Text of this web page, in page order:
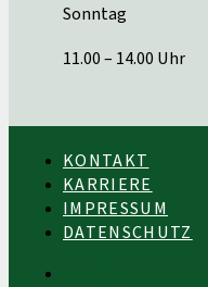
Sonntag
11.00 – 14.00 Uhr
KONTAKT
KARRIERE
IMPRESSUM
DATENSCHUTZ